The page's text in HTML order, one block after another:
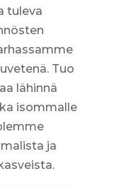
tuleva
Tuo
lähinnä
isommalle
ja